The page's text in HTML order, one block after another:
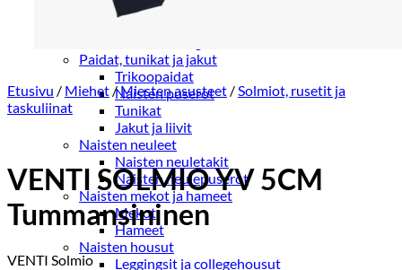
Paidat, tunikat ja jakut
Trikoopaidat
Naisten puserot
Tunikat
Jakut ja liivit
Naisten neuleet
Naisten neuletakit
Naisten neulepuserot
Naisten mekot ja hameet
Mekot
Hameet
Naisten housut
Leggingsit ja collegehousut
Etusivu / Miehet /Miesten asusteet /Solmiot, rusetit ja
taskuliinat
VENTI SOLMIO YV 5CM
Tummansininen
VENTI Solmio